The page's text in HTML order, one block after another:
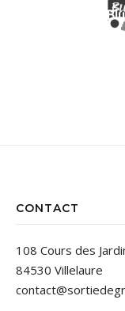
CONTACT
108 Cours des
84530 Villelaure